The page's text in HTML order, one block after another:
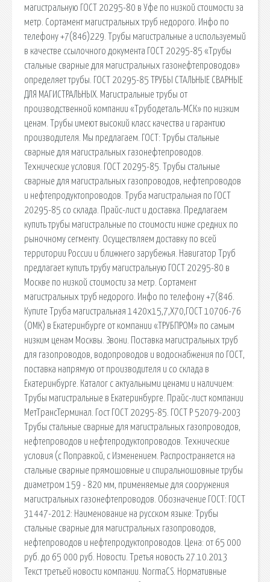
магистральную ГОСТ 20295-80 в Уфе по низкой стоимости за
метр. Сортамент магистральных труб недорого. Инфо по
телефону +7(846)229. Трубы магистральные а используемый
в качестве ссылочного документа ГОСТ 20295-85 «Трубы
стальные сварные для магистральных газонефтепроводов»
определяет трубы. ГОСТ 20295-85 ТРУБЫ СТАЛЬНЫЕ СВАРНЫЕ
ДЛЯ МАГИСТРАЛЬНЫХ. Магистральные трубы от
производственной компании «Трубодеталь-МСК» по низким
ценам. Трубы имеют высокий класс качества и гарантию
производителя. Мы предлагаем. ГОСТ: Трубы стальные
сварные для магистральных газонефтепроводов.
Технические условия. ГОСТ 20295-85. Трубы стальные
сварные для магистральных газопроводов, нефтепроводов
и нефтепродуктопроводов. Труба магистральная по ГОСТ
20295-85 со склада. Прайс-лист и доставка. Предлагаем
купить трубы магистральные по стоимости ниже средних по
рыночному сегменту. Осуществляем доставку по всей
территории России и ближнего зарубежья. Навигатор Труб
предлагает купить трубу магистральную ГОСТ 20295-80 в
Москве по низкой стоимости за метр. Сортамент
магистральных труб недорого. Инфо по телефону +7(846.
Купите Труба магистральная 1420х15,7,Х70,ГОСТ 10706-76
(ОМК) в Екатеринбурге от компании «ТРУБПРОМ» по самым
низким ценам Москвы. Звони. Поставка магистральных труб
для газопроводов, водопроводов и водоснабжения по ГОСТ,
поставка напрямую от производителя и со склада в
Екатеринбурге. Каталог с актуальными ценами и наличием:
Трубы магистральные в Екатеринбурге. Прайс-лист компании
МетТрансТерминал. Гост ГОСТ 20295-85. ГОСТ Р 52079-2003
Трубы стальные сварные для магистральных газопроводов,
нефтепроводов и нефтепродуктопроводов. Технические
условия (с Поправкой, с Изменением. Распространяется на
стальные сварные прямошовные и спиральношовные трубы
диаметром 159 - 820 мм, применяемые для сооружения
магистральных газонефтепроводов. Обозначение ГОСТ: ГОСТ
31447-2012: Наименование на русском языке: Трубы
стальные сварные для магистральных газопроводов,
нефтепроводов и нефтепродуктопроводов. Цена: от 65 000
руб. до 65 000 руб. Новости. Третья новость 27.10.2013
Текст третьей новости компании. NormaCS. Нормативные